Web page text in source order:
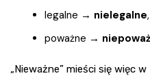
legalne → nielegalne,
poważne →
„Nieważne” mieści się więc